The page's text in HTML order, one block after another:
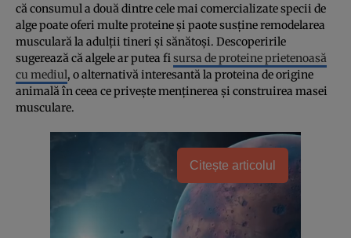
că consumul a două dintre cele mai comercializate specii de
alge poate oferi multe proteine și paote susține remodelarea
musculară la adulții tineri și sănătoși. Descoperirile
sugerează că algele ar putea fisursa de proteine prietenoasă
cu mediul, o alternativă interesantă la proteina de origine
animală în ceea ce privește menținerea și construirea masei
musculare.
Citește articolul